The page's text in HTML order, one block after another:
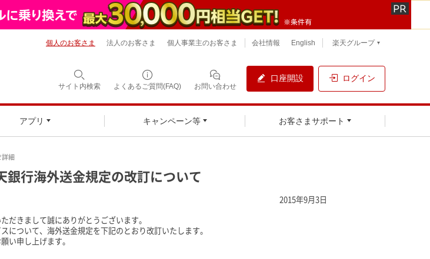
サイト内検索 よくあるご質問(FAQ) お問い合わせ
口座開設 ログイン
アプリ キャンペーン等 お客さまサポート
個人のお客さま 法人のお客さま 個人事業主のお客さま 会社情報 English 楽天グループ
詳細
銀行海外送金規定の改訂について
2015年9月3日
だきまして誠にありがとうございます。
について、海外送金規定を下記のとおり改訂いたします。
い申し上げます。